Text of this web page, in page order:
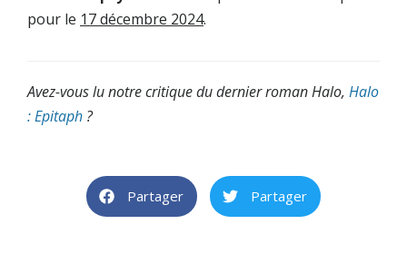
pour le 17 décembre 2024.
Avez-vous lu notre critique du dernier roman Halo, Halo
: Epitaph ?
Partager Partager